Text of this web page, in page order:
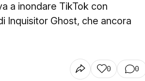
a inondare TikTok con
Inquisitor Ghost, che ancora
0 0